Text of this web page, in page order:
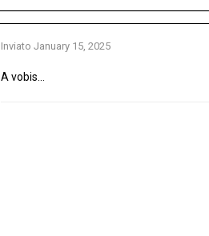
Inviato January 15, 2025
A vobis…